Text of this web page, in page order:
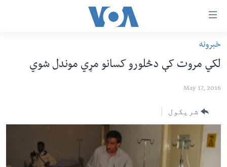
لاس
لینک
دلته
واوړئ
دلته
د سېمې خبرونه
پښتونخوا
بلوچستان
پاکستان
ټاکنې
امریکا
نړۍ
خبرونه
لکي مروت کې دڅلورو کسانو مړي موندل شوي
May 17, 2016
شریکول